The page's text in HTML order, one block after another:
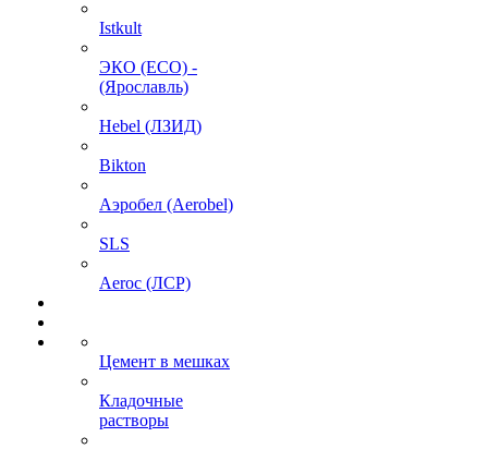
Istkult
ЭКО (ECO) -
(Ярославль)
Hebel (ЛЗИД)
Bikton
Аэробел (Aerobel)
SLS
Aeroc (ЛСР)
Цемент в мешках
Кладочные
растворы